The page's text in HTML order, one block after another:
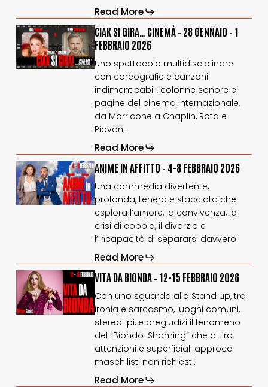
Read More
CIAK
SI
GIRA…
CINEMÀ
CIAK
SI
GIRA…
CINEMÀ
–
28
gennaio
–
1
2026
CIAK SI GIRA… CINEMÀ – 28 GENNAIO – 1
FEBBRAIO 2026
Uno spettacolo multidisciplinare
con coreografie e canzoni
indimenticabili, colonne sonore e
pagine del cinema internazionale,
da Morricone a Chaplin, Rota e
Piovani.
Read More
ANIME
IN
AFFITTO
–
ANIME
IN
AFFITTO
–
4-
8
febbraio
ANIME IN AFFITTO – 4-8 FEBBRAIO 2026
Una commedia divertente,
profonda, tenera e sfacciata che
esplora l’amore, la convivenza, la
crisi di coppia, il divorzio e
l’incapacità di separarsi davvero.
Read More
VITA
DA
BIONDA
–
VITA
BIONDA
–
12-
15
febbraio
2026
VITA DA BIONDA – 12-15 FEBBRAIO 2026
Con uno sguardo alla Stand up, tra
ironia e sarcasmo, luoghi comuni,
stereotipi, e pregiudizi il fenomeno
del “Biondo-Shaming” che attira
attenzioni e superficiali approcci
maschilisti non richiesti.
Read More